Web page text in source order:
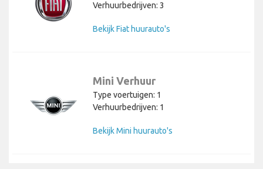
Verhuurbedrijven: 3
Bekijk Fiat huurauto's
Mini Verhuur
Type voertuigen: 1
Verhuurbedrijven: 1
Bekijk Mini huurauto's